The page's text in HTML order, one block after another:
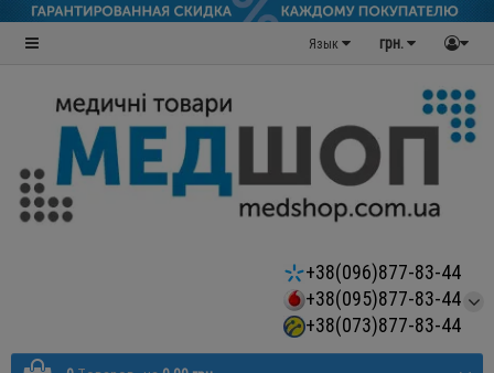
грн.
Язык
+38(096)877-83-44
+38(095)877-83-44
+38(073)877-83-44